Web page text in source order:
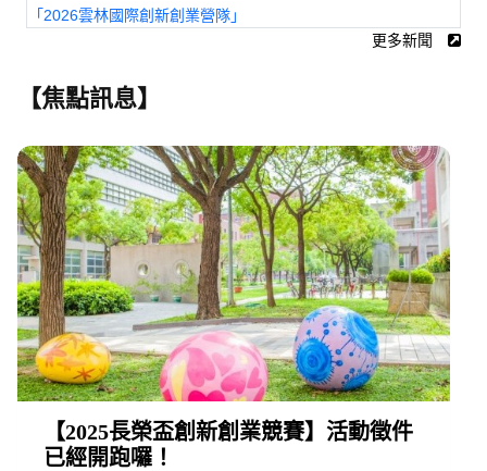
「2026雲林國際創新創業營隊」
更多新聞
【焦點訊息】
【2025長榮盃創新創業競賽】活動徵件
已經開跑囉！